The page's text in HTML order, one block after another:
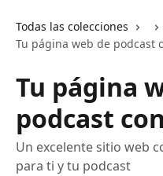
Todas las colecciones
Tu página web de podcast
Tu página
podcast
Un excelente sitio web
para ti y tu podcast